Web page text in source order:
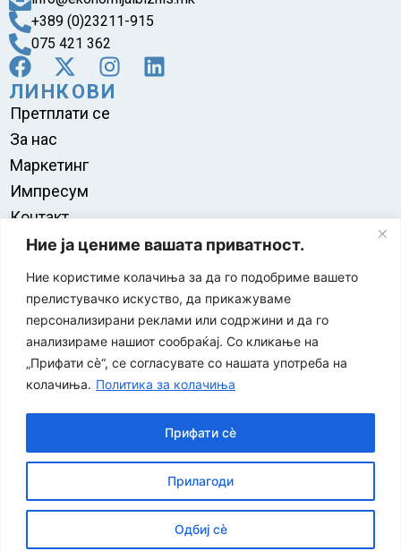
Ние ја цениме вашата приватност.
Ние користиме колачиња за да го подобриме вашето
прелистувачко искуство, да прикажуваме
персонализирани реклами или содржини и да го
анализираме нашиот сообраќај. Со кликање на
„Прифати сè“, се согласувате со нашата употреба на
колачиња. Политика за колачиња
Прилагоди
Одбиј сè
Прифати сè
+389 (0)23211-915
075 421 362
ЛИНКОВИ
Претплати се
За нас
Маркетинг
Импресум
Контакт
Правила на користење
за заштита на печатени медиуми
Економија и Бизнис
| Developed by:Unet
Политика за приватност
Политика за колачиња